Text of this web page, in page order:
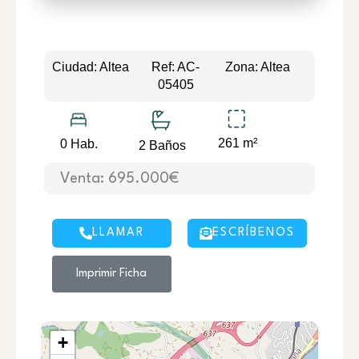
Ciudad: Altea
Ref: AC-
05405
Zona: Altea
0 Hab. 2 Baños 261 m²
Venta: 695.000€
LLAMAR
Imprimir Ficha
ESCRÍBENOS
+